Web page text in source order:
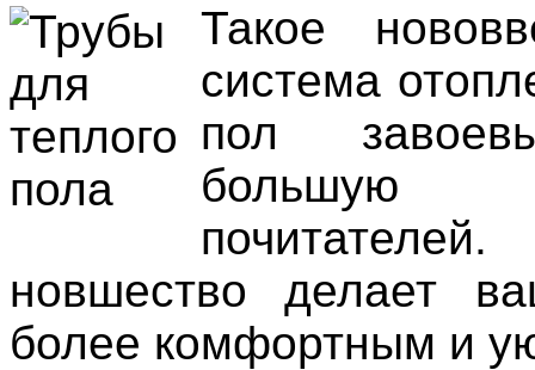
Такое
система
пол
большую
новшество делает
более комфортным и